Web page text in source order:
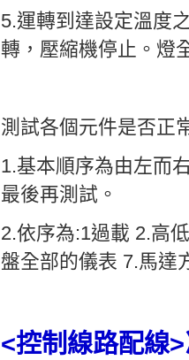
5.運轉到達設定溫度
轉，壓縮機停止。燈
測試各個元件是否正
1.基本順序為由左而
最後再測試。
2.依序為:1過載 2.高
盤全部的儀表 7.馬達
<控制線路配線